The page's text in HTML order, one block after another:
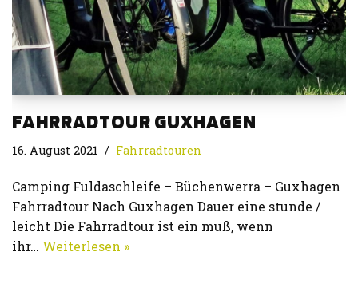
FAHRRADTOUR GUXHAGEN
16. August 2021 Fahrradtouren
Camping Fuldaschleife – Büchenwerra – Guxhagen
Fahrradtour Nach Guxhagen Dauer eine stunde /
leicht Die Fahrradtour ist ein muß, wenn
ihr… Weiterlesen »